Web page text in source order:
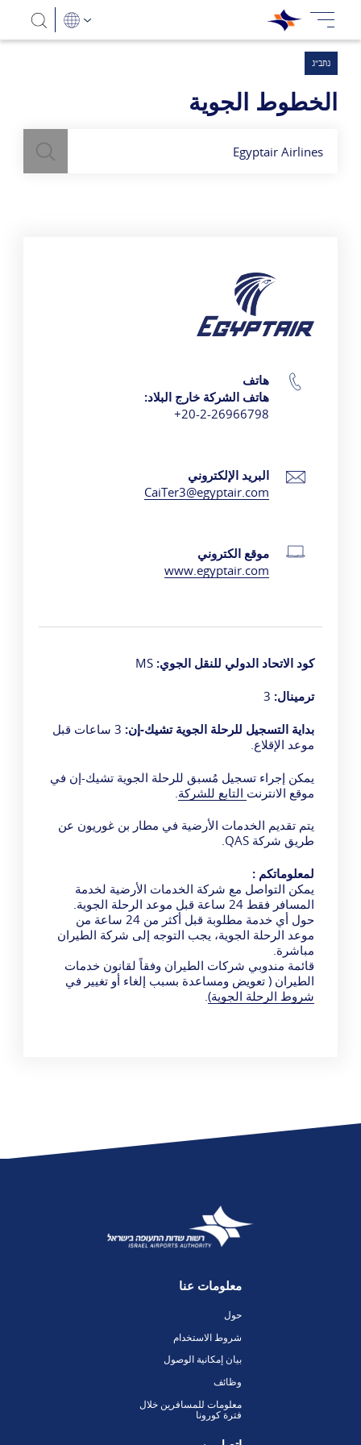
נתב"ג
الخطوط الجوية
Egyptair Airlines
تفاصيل الاتصال
هاتف
هاتف الشركة خارج البلاد:
20-2-26966798+
البريد الإلكتروني
CaiTer3@egyptair.com
موقع الكتروني
www.egyptair.com
كود الاتحاد الدولي للنقل الجوي: MS
ترمينال: 3
بداية التسجيل للرحلة الجوية تشيك-إن:
3 ساعات قبل
موعد الإقلاع.
يمكن إجراء تسجيل مُسبق للرحلة الجوية تشيك-إن في
موقع الانترنت التابع للشركة
يتم تقديم الخدمات الأرضية في مطار بن غوريون عن
طريق شركة QAS
.
لمعلوماتكم :
يمكن التواصل مع شركة الخدمات الأرضية لخدمة
المسافر فقط 24 ساعة قبل موعد الرحلة الجوية.
حول أي خدمة مطلوبة قبل أكثر من 24 ساعة من
موعد الرحلة الجوية، يجب التوجه إلى شركة الطيران
مباشرة.
قائمة مندوبي شركات الطيران وفقاً لقانون خدمات
الطيران ( تعويض ومساعدة بسبب إلغاء أو تغيير في
شروط الرحلة الجوية).
معلومات عنا
حول
شروط الاستخدام
بيان إمكانية الوصول
وظائف
معلومات للمسافرين خلال
فترة كورونا